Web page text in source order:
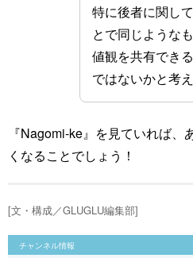
特に後者に関し
とで同じような
値観を共有でき
ではないかと考
『Nagomi-ke』を見ていれば、
くなることでしょう！
[文・構成／GLUGLU編集部]
チャンネル情報